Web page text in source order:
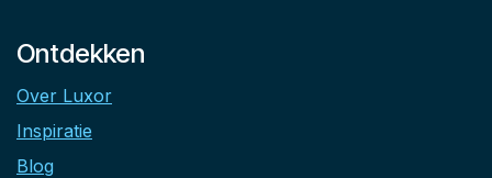
Ontdekken
Over Luxor
Inspiratie
Blog